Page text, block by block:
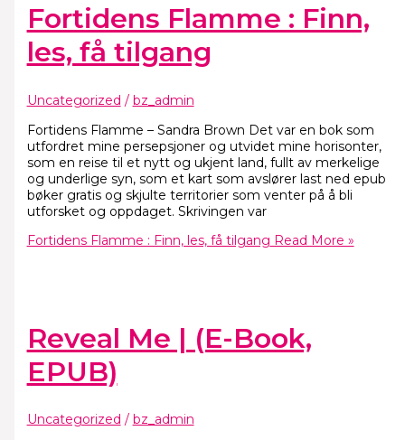
Fortidens Flamme : Finn,
les, få tilgang
Uncategorized / bz_admin
Fortidens Flamme – Sandra Brown Det var en bok som
utfordret mine persepsjoner og utvidet mine horisonter,
som en reise til et nytt og ukjent land, fullt av merkelige
og underlige syn, som et kart som avslører last ned epub
bøker gratis og skjulte territorier som venter på å bli
utforsket og oppdaget. Skrivingen var
Fortidens Flamme : Finn, les, få tilgang Read More »
Reveal Me | (E-Book,
EPUB)
Uncategorized / bz_admin